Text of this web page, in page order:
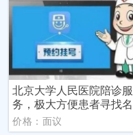
北京大学人民医院陪诊服
务，极大方便患者寻找名
价格：面议